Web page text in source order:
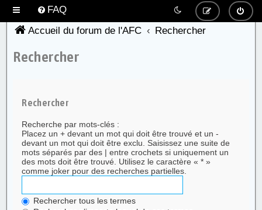
FAQ
Accueil du forum de l'AFC
Rechercher
Rechercher
Rechercher
Recherche par mots-clés :
Placez un+ devant un mot qui doit être trouvé et un-
devant un mot qui doit être exclu. Saisissez une suite de
mots séparés par des | entre crochets si uniquement un
des mots doit être trouvé. Utilisez le caractère « * »
comme joker pour des recherches partielles.
Rechercher tous les termes